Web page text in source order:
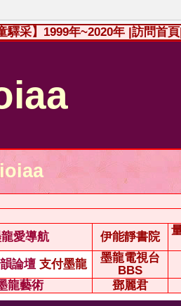
驛采】1999年~2020年 |訪問首
ioiaa
愛導航 伊能靜書院
論壇 支付墨龍
墨龍電視台
BBS
龍藝術 鄧麗君